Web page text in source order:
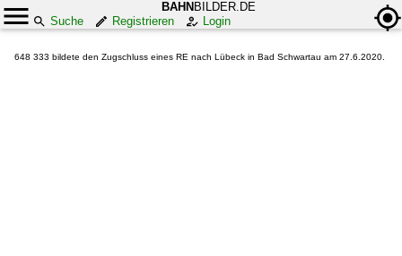
BAHN BILDER.DE
Suche
Registrieren Login
648 333 bildete den Zugschluss eines RE nach Lübeck in Bad Schwartau am 27.6.2020.